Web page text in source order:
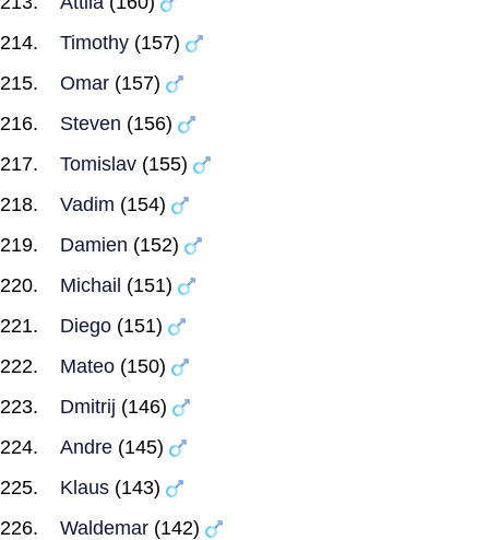
Timothy (157)
Omar (157)
Steven (156)
Tomislav (155)
Vadim (154)
Damien (152)
Michail (151)
Diego (151)
Mateo (150)
Dmitrij (146)
Andre (145)
Klaus (143)
Waldemar (142)